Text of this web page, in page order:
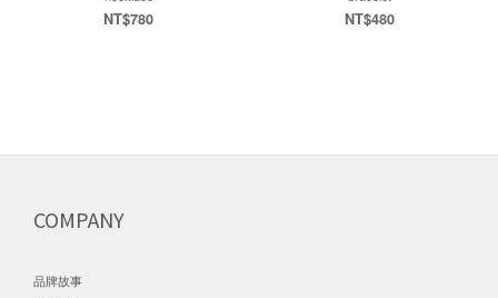
NT$780 NT$480
COMPANY
品牌故事